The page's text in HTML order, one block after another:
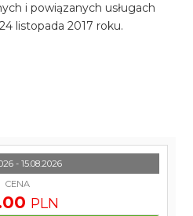
i powiązanych usługach
listopada 2017 roku.
- 15.08.2026
CENA
PLN